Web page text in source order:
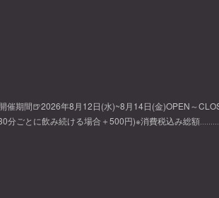
催期間🍺2026年8月12日(水)~8月14日(金)OPEN～
分ごとに飲み続ける場合＋500円)※消費税込み総額